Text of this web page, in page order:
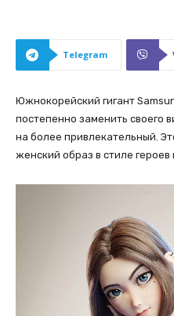
Telegram
Южнокорейский гигант
постепенно заменить своего
на более привлекательный.
женский образ в стиле